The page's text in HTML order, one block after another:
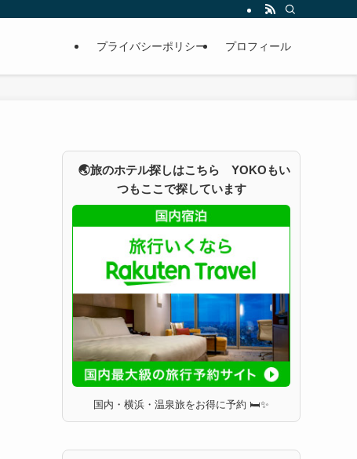
プライバシーポリシー プロフィール
🌏旅のホテル探しはこちら YOKOもい
つもここで探しています
国内・横浜・温泉旅をお得に予約 🛏✨